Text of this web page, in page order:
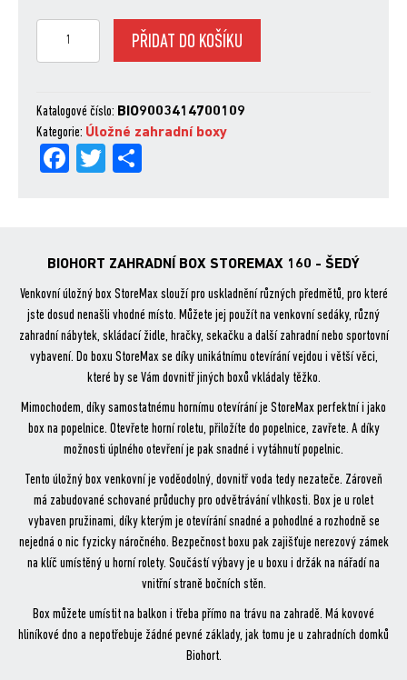
-
ŠEDÝ
množství
PŘIDAT DO KOŠÍKU
Katalogové číslo: BIO9003414700109
Kategorie: Úložné zahradní boxy
Fa
Tw
BIOHORT ZAHRADNÍ BOX STOREMAX 160 - ŠEDÝ
Venkovní úložný box StoreMax slouží pro uskladnění různých předmětů, pro které
jste dosud nenašli vhodné místo. Můžete jej použít na venkovní sedáky, různý
zahradní nábytek, skládací židle, hračky, sekačku a další zahradní nebo sportovní
vybavení. Do boxu StoreMax se díky unikátnímu otevírání vejdou i větší věci,
které by se Vám dovnitř jiných boxů vkládaly těžko.
Mimochodem, díky samostatnému hornímu otevírání je StoreMax perfektní i jako
box na popelnice. Otevřete horní roletu, přiložíte do popelnice, zavřete. A díky
možnosti úplného otevření je pak snadné i vytáhnutí popelnic.
Tento úložný box venkovní je voděodolný, dovnitř voda tedy nezateče. Zároveň
má zabudované schované průduchy pro odvětrávání vlhkosti. Box je u rolet
vybaven pružinami, díky kterým je otevírání snadné a pohodlné a rozhodně se
nejedná o nic fyzicky náročného. Bezpečnost boxu pak zajišťuje nerezový zámek
na klíč umístěný u horní rolety. Součástí výbavy je u boxu i držák na nářadí na
vnitřní straně bočních stěn.
Box můžete umístit na balkon i třeba přímo na trávu na zahradě. Má kovové
hliníkové dno a nepotřebuje žádné pevné základy, jak tomu je u zahradních domků
Biohort.